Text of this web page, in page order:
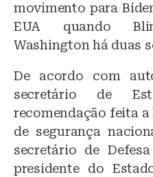
movimento para
EUA quando
Washington há duas
De acordo com
secretário de
recomendação feita
de segurança
secretário de
presidente do